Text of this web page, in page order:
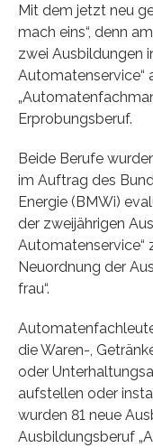
Mit dem jetzt neu
mach eins“, denn
zwei Ausbildungen
Automatenservice“
Erprobungsberuf.
Beide Berufe
im Auftrag des
Energie (BMWi)
der zweijährigen
Automatenservice“
Neuordnung der
frau“.
die Waren-,
oder
aufstellen oder
wurden 81 neue
Ausbildungsberuf